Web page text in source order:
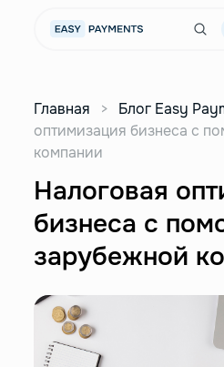
Главная > Блог Easy
оптимизация бизнеса с
компании
Налоговая
бизнеса с
зарубежной